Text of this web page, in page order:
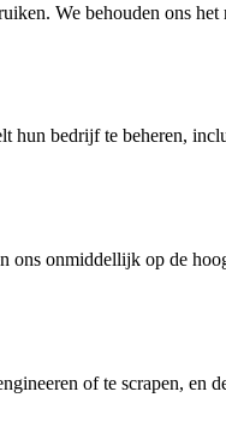
We behouden ons het
hun bedrijf te beheren,
ons onmiddellijk op de
of te scrapen, en